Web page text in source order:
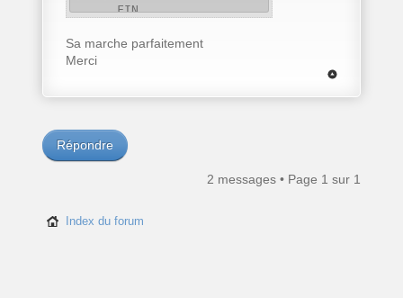
FIN
Sa marche parfaitement
Merci
Répondre
2 messages • Page 1 sur 1
Index du forum